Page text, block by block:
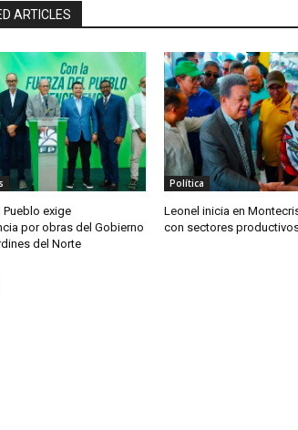
ARTICLES
Pueblo exige
por obras del Gobierno
del Norte
Política
Leonel inicia en
con sectores